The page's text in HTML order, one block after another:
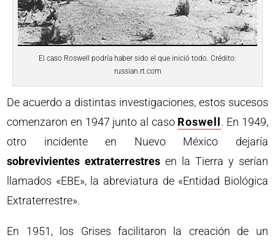
El caso Roswell podría haber sido el que inició todo. Crédito:
russian.rt.com
De acuerdo a distintas investigaciones, estos sucesos
comenzaron en 1947 junto al caso Roswell. En 1949,
otro incidente en Nuevo México dejaría
sobrevivientes extraterrestres en la Tierra y serían
llamados «EBE», la abreviatura de «Entidad Biológica
Extraterrestre».
En 1951, los Grises facilitaron la creación de un